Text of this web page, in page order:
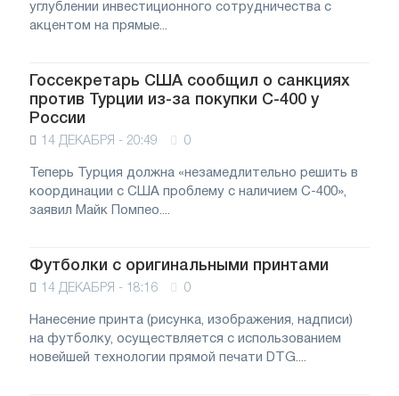
углублении инвестиционного сотрудничества с
акцентом на прямые...
Госсекретарь США сообщил о санкциях
против Турции из-за покупки С-400 у
России
14 ДЕКАБРЯ - 20:49 0
Теперь Турция должна «незамедлительно решить в
координации с США проблему с наличием С-400»,
заявил Майк Помпео....
Футболки с оригинальными принтами
14 ДЕКАБРЯ - 18:16 0
Нанесение принта (рисунка, изображения, надписи)
на футболку, осуществляется с использованием
новейшей технологии прямой печати DTG....